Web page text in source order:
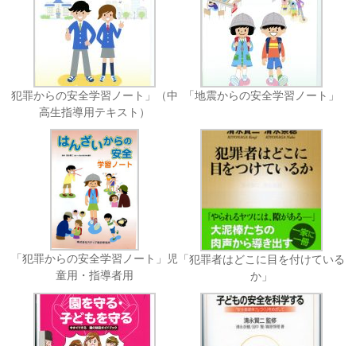
犯罪からの安全学習ノート」（中
高生指導用テキスト）
「地震からの安全学習ノート」
「犯罪からの安全学習ノート」児
童用・指導者用
「犯罪者はどこに目を付けている
か」